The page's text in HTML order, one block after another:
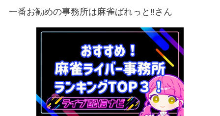
一番お勧めの事務所は麻雀ぱれっと‼︎さん